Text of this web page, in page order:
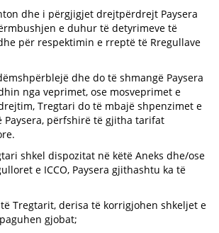
dhe i përgjigjet drejtpërdrejt Paysera
e duhur të detyrimeve të
për respektimin e rreptë të Rregullave
dhe do të shmangë Paysera
nga veprimet, ose mosveprimet e
Tregtari do të mbajë shpenzimet e
Paysera, përfshirë të gjitha tarifat
shkel dispozitat në këtë Aneks dhe/ose
e ICCO, Paysera gjithashtu ka të
Tregtarit, derisa të korrigjohen shkeljet e
gjobat;